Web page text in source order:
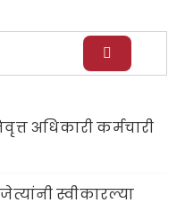
अधिकारी कर्मचारी
स्वीकारल्या